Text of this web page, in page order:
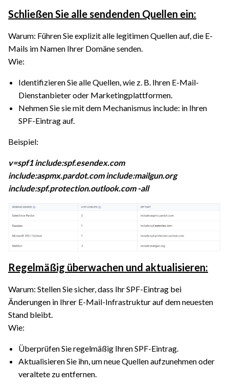
Schließen Sie alle sendenden Quellen ein:
Warum: Führen Sie explizit alle legitimen Quellen auf, die E-
Mails im Namen Ihrer Domäne senden.
Wie:
Identifizieren Sie alle Quellen, wie z. B. Ihren E-Mail-
Dienstanbieter oder Marketingplattformen.
Nehmen Sie sie mit dem Mechanismus include: in Ihren
SPF-Eintrag auf.
Beispiel:
v=spf1 include:spf.esendex.com
include:aspmx.pardot.com include:mailgun.org
include:spf.protection.outlook.com -all
Regelmäßig überwachen und aktualisieren:
Warum: Stellen Sie sicher, dass Ihr SPF-Eintrag bei
Änderungen in Ihrer E-Mail-Infrastruktur auf dem neuesten
Stand bleibt.
Wie:
Überprüfen Sie regelmäßig Ihren SPF-Eintrag.
Aktualisieren Sie ihn, um neue Quellen aufzunehmen oder
veraltete zu entfernen.